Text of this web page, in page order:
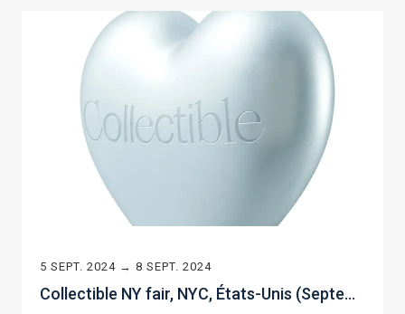
5 SEPT. 2024 → 8 SEPT. 2024
Collectible NY fair, NYC, États-Unis (Septembre, 2024)